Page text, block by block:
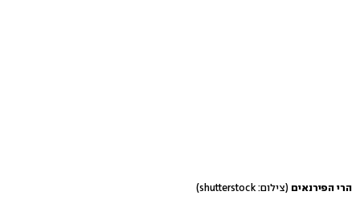
הרי הפירנאים (צילום: shutterstock)